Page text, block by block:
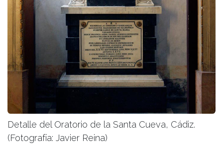
Detalle del Oratorio de la Santa Cueva, Cádiz.
(Fotografía: Javier Reina)